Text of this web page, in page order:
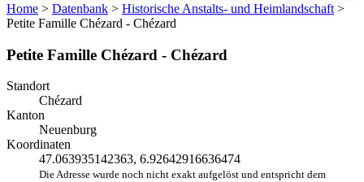
Home > Datenbank > Historische Anstalts- und Heimlandschaft >
Petite Famille Chézard - Chézard
Petite Famille Chézard - Chézard
Standort
Chézard
Kanton
Neuenburg
Koordinaten
47.063935142363, 6.92642916636474
Die Adresse wurde noch nicht exakt aufgelöst und entspricht dem